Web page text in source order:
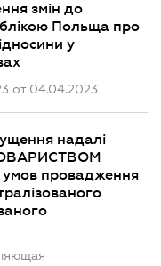
змін до
Польща про
у
от 04.04.2023
надалі
умов провадження